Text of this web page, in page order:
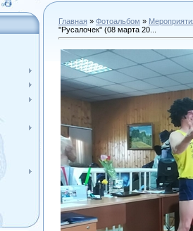
Главная » Фотоальбом »
''Русалочек'' (08 марта 20...